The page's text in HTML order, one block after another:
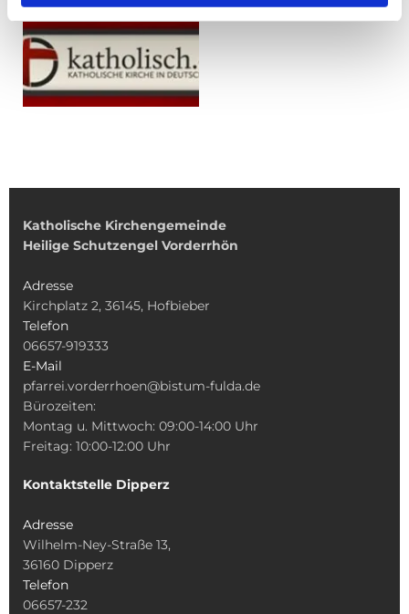
Katholische Kirchengemeinde
Heilige Schutzengel Vorderrhön
Adresse
Kirchplatz 2, 36145, Hofbieber
Telefon
06657-919333
E-Mail
pfarrei.vorderrhoen@bistum-fulda.de
Bürozeiten:
Montag u. Mittwoch: 09:00-14:00 Uhr
Freitag: 10:00-12:00 Uhr
Kontaktstelle Dipperz
Adresse
Wilhelm-Ney-Straße 13,
36160 Dipperz
Telefon
06657-232